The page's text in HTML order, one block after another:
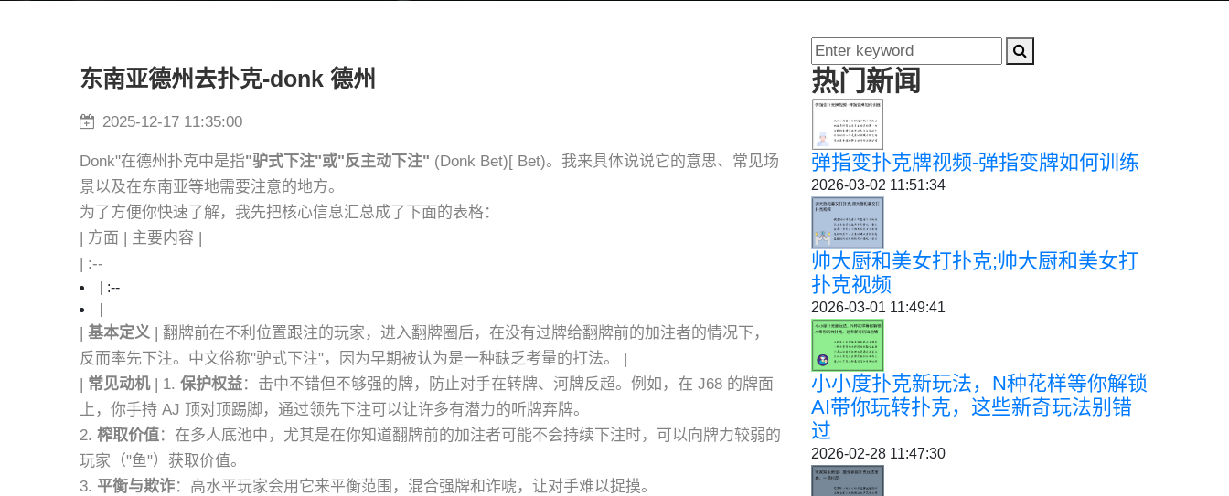
东南亚德州去扑克-donk 德州
2025-12-17 11:35:00
Donk"在德州扑克中是指"驴式下注"或"反主动下注" (Donk Bet)[ Bet)。我来具体说说它的意思、常见场
景以及在东南亚等地需要注意的地方。
为了方便你快速了解，我先把核心信息汇总成了下面的表格：
| 方面 | 主要内容 |
| :--
| :--
| 基本定义 | 翻牌前在不利位置跟注的玩家，进入翻牌圈后，在没有过牌给翻牌前的加注者的情况下，
反而率先下注。中文俗称"驴式下注"，因为早期被认为是一种缺乏考量的打法。 |
| 常见动机| 1. 保护权益：击中不错但不够强的牌，防止对手在转牌、河牌反超。例如，在 J68 的牌面
上，你手持 AJ 顶对顶踢脚，通过领先下注可以让许多有潜力的听牌弃牌。
2. 榨取价值：在多人底池中，尤其是在你知道翻牌前的加注者可能不会持续下注时，可以向牌力较弱的
玩家（"鱼"）获取价值。
3. 平衡与欺诈：高水平玩家会用它来平衡范围，混合强牌和诈唬，让对手难以捉摸。
热门新闻
弹指变扑克牌视频-弹指变牌如何训练
2026-03-02 11:51:34
帅大厨和美女打扑克;帅大厨和美女打
扑克视频
2026-03-01 11:49:41
小小度扑克新玩法，N种花样等你解锁
AI带你玩转扑克，这些新奇玩法别错
过
2026-02-28 11:47:30